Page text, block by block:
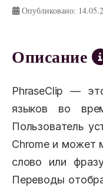
Опубликовано:
Описание
PhraseClip —
языков во
Пользователь
Chrome и может
слово или
Переводы